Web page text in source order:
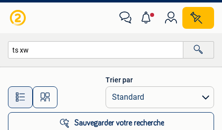
Toutes les distances…
Trier par
Sauvegarder votre recherche